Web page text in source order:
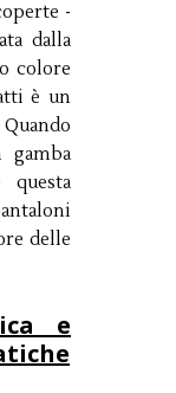
-
dalla
colore
è un
questa
delle
e